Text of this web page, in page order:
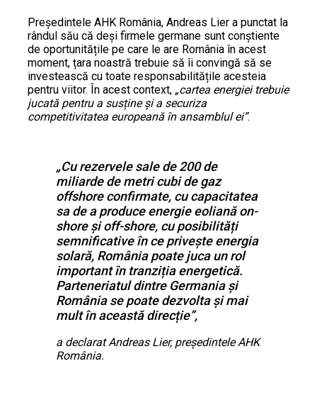
Președintele AHK România, Andreas Lier a punctat la
rândul său că deși firmele germane sunt conștiente
de oportunitățile pe care le are România în acest
moment, țara noastră trebuie să îi convingă să se
investească cu toate responsabilitățile acesteia
pentru viitor. În acest context, „cartea energiei trebuie
jucată pentru a susține și a securiza
competitivitatea europeană în ansamblul ei”.
„Cu rezervele sale de 200 de
miliarde de metri cubi de gaz
offshore confirmate, cu capacitatea
sa de a produce energie eolianăon-
shoreșioff-shore, cu posibilități
semnificative în ce privește energia
solară, România poate juca un rol
important în tranziția energetică.
Parteneriatul dintre Germania și
România se poate dezvolta și mai
mult în această direcție”,
a declarat Andreas Lier, președintele AHK
România.